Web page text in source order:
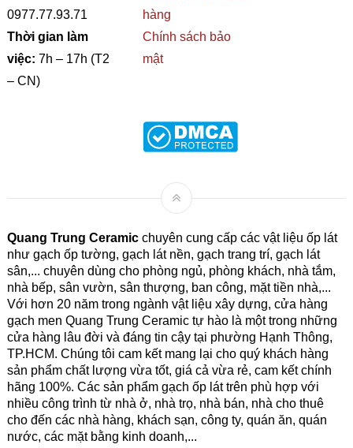
0977.77.93.71
Thời gian làm
việc: 7h – 17h (T2
– CN)
hàng
Chính sách bảo
mật
Quang Trung Ceramicchuyên cung cấp các vật liệu ốp lát
như gạch ốp tường, gạch lát nền, gạch trang trí, gạch lát
sân,... chuyên dùng cho phòng ngủ, phòng khách, nhà tắm,
nhà bếp, sân vườn, sân thượng, ban công, mặt tiền nhà,...
Với hơn 20 năm trong ngành vật liệu xây dựng, cửa hàng
gạch men Quang Trung Ceramic tự hào là một trong những
cửa hàng lâu đời và đáng tin cậy tại phường Hạnh Thông,
TP.HCM. Chúng tôi cam kết mang lại cho quý khách hàng
sản phẩm chất lượng vừa tốt, giá cả vừa rẻ, cam kết chính
hãng 100%. Các sản phẩm gạch ốp lát trên phù hợp với
nhiều công trình từ nhà ở, nhà trọ, nhà bán, nhà cho thuê
cho đến các nhà hàng, khách sạn, công ty, quán ăn, quán
nước, các mặt bằng kinh doanh,...